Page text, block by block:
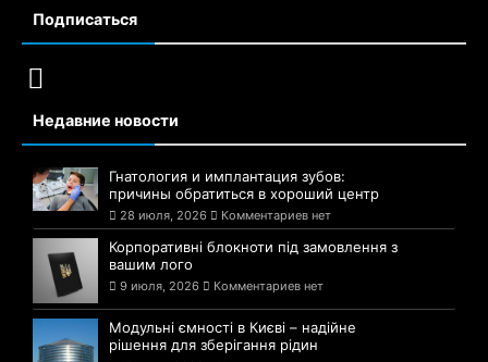
Подписаться
Недавние новости
Гнатология и имплантация зубов:
причины обратиться в хороший центр
28 июля, 2026 Комментариев нет
Корпоративні блокноти під замовлення з
вашим лого
9 июля, 2026 Комментариев нет
Модульні ємності в Києві – надійне
рішення для зберігання рідин